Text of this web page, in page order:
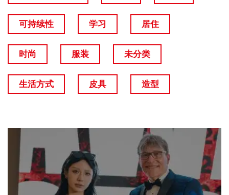
可持续性 学习 居住
时尚 服装 未分类
生活方式 皮具 造型